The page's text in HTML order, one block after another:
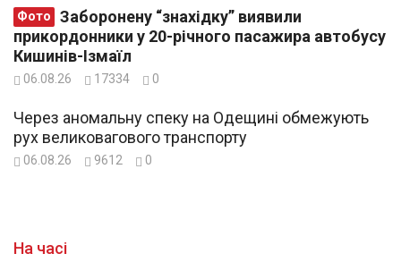
Фото
прикордонники у 20-річного пасажира автобусу
Кишинів-Ізмаїл
06.08.26 17334 0
Через аномальну спеку на Одещині обмежують
рух великовагового транспорту
06.08.26 9612 0
На часі